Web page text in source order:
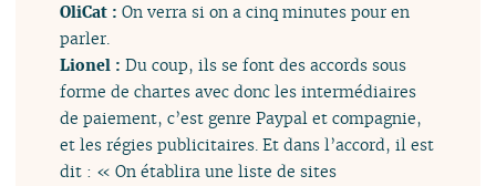
OliCat : On verra si on a cinq minutes pour en
parler.
Lionel : Du coup, ils se font des accords sous
forme de chartes avec donc les intermédiaires
de paiement, c’est genre Paypal et compagnie,
et les régies publicitaires. Et dans l’accord, il est
dit : « On établira une liste de sites